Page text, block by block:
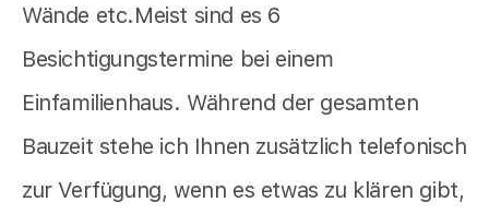
Wände etc.Meist sind es 6
Besichtigungstermine bei einem
Einfamilienhaus. Während der gesamten
Bauzeit stehe ich Ihnen zusätzlich telefonisch
zur Verfügung, wenn es etwas zu klären gibt,